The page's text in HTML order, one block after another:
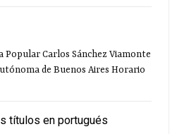
Carlos Sánchez Viamonte
de Buenos Aires Horario
títulos en portugués